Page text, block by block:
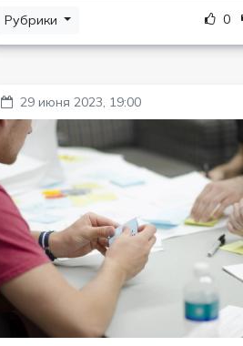
Рубрики 0
29 июня 2023, 19:00